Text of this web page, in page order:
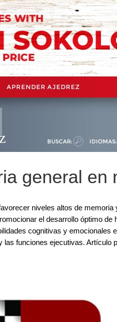
APRENDER AJEDREZ
BUSCAR: IDIOMAS:
general en
niveles altos de memoria
el desarrollo óptimo de
cognitivas y emocionales
las funciones ejecutivas. Artículo